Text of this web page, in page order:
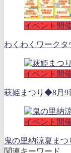
イベント開
わくわくワーク
イベント開
萩姫まつり◆8月9
イベント開
鬼の里納涼夏まつ
関連キーワード